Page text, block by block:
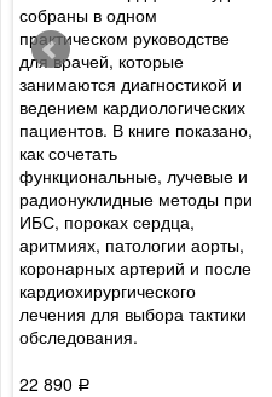
собраны в одном
практическом руководстве
для врачей, которые
занимаются диагностикой и
ведением кардиологических
пациентов. В книге показано,
как сочетать
функциональные, лучевые и
радионуклидные методы при
ИБС, пороках сердца,
аритмиях, патологии аорты,
коронарных артерий и после
кардиохирургического
лечения для выбора тактики
обследования.
22 890 Р